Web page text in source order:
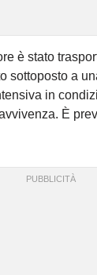
è stato
sottoposto a
in
È